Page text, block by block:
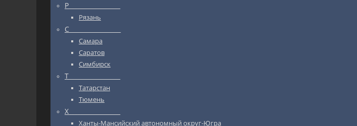
Р_________________
Рязань
С_________________
Самара
Саратов
Симбирск
Т_________________
Татарстан
Тюмень
Х_________________
Ханты-Мансийский автономный округ-Югра